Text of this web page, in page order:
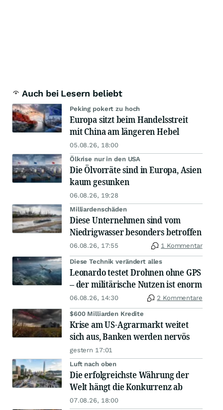
Auch bei Lesern beliebt
Peking pokert zu hoch
Europa sitzt beim Handelsstreit
mit China am längeren Hebel
05.08.26, 18:00
Ölkrise nur in den USA
Die Ölvorräte sind in Europa, Asien
kaum gesunken
06.08.26, 19:28
Milliardenschäden
Diese Unternehmen sind vom
Niedrigwasser besonders betroffen
06.08.26, 17:55 1 Kommentar
Diese Technik verändert alles
Leonardo testet Drohnen ohne GPS
– der militärische Nutzen ist enorm
06.08.26, 14:30 2 Kommentare
$600 Milliarden Kredite
Krise am US-Agrarmarkt weitet
sich aus, Banken werden nervös
gestern 17:01
Luft nach oben
Die erfolgreichste Währung der
Welt hängt die Konkurrenz ab
07.08.26, 18:00